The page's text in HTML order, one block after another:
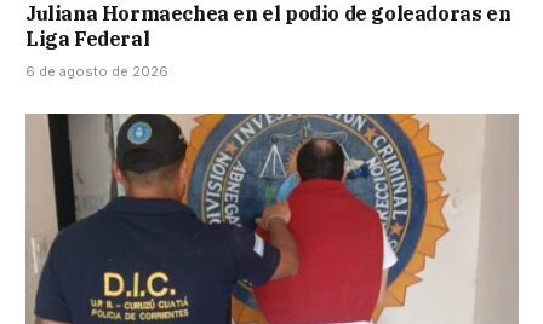
Juliana Hormaechea en el podio de goleadoras en
Liga Federal
6 de agosto de 2026